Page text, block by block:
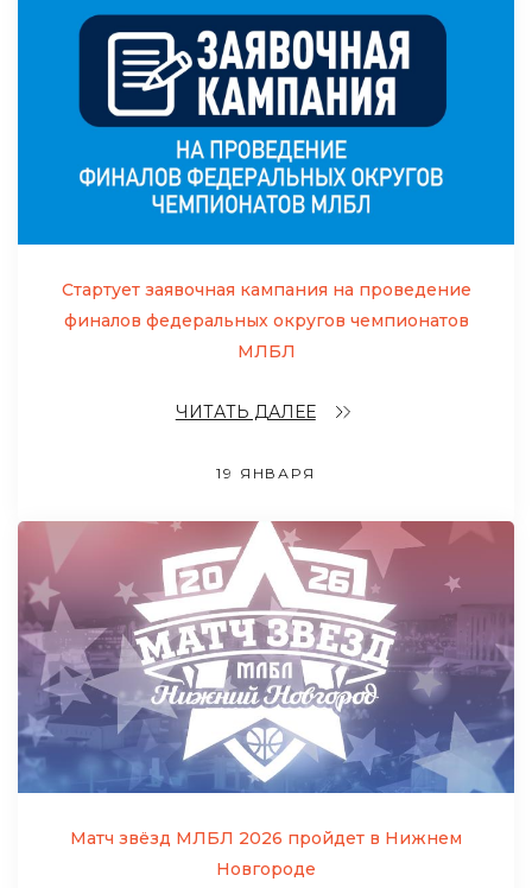
Стартует заявочная кампания на проведение
финалов федеральных округов чемпионатов
МЛБЛ
ЧИТАТЬ ДАЛЕЕ
19 ЯНВАРЯ
Матч звёзд МЛБЛ 2026 пройдет в Нижнем
Новгороде